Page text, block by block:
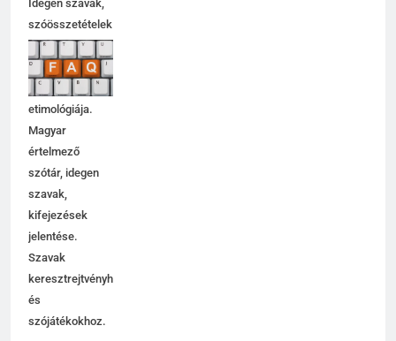
Idegen szavak,
szóösszetételek
jelentése,
magyarázata,
használata,
etimológiája.
Magyar
értelmező
szótár, idegen
szavak,
kifejezések
jelentése.
Szavak
keresztrejtvényhez
és
szójátékokhoz.